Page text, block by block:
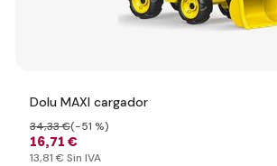
Dolu MAXI cargador
16,71 €
34,33 €(-51 %)
13,81 € Sin IVA